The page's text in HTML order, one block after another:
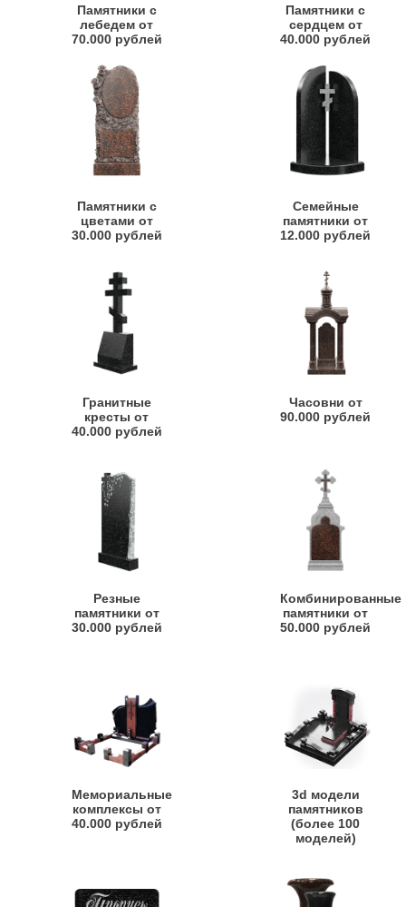
Памятники с
лебедем от
70.000 рублей
Памятники с
сердцем от
40.000 рублей
Памятники с
цветами от
30.000 рублей
Семейные
памятники от
12.000 рублей
Гранитные
кресты от
40.000 рублей
Часовни от
90.000 рублей
Резные
памятники от
30.000 рублей
Комбинированные
памятники от
50.000 рублей
Мемориальные
комплексы от
40.000 рублей
3d модели
памятников
(более 100
моделей)